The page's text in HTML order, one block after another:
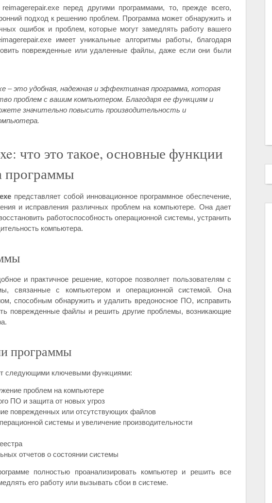
перед другими программами, то, прежде всего,
подход к решению проблем. Программа может обнаружить и
ошибок и проблем, которые могут замедлять работу вашего
имеет уникальные алгоритмы работы, благодаря
поврежденные или удаленные файлы, даже если они были
– это удобная, надежная и эффективная программа, которая
проблем с вашим компьютером. Благодаря ее функциям и
значительно повысить производительность и
что это такое, основные функции
программы
представляет собой инновационное программное обеспечение,
и исправления различных проблем на компьютере. Она дает
работоспособность операционной системы, устранить
компьютера.
и практичное решение, которое позволяет пользователям с
связанные с компьютером и операционной системой. Она
способным обнаружить и удалить вредоносное ПО, исправить
поврежденные файлы и решить другие проблемы, возникающие
программы
следующими ключевыми функциями:
проблем на компьютере
ПО и защита от новых угроз
поврежденных или отсутствующих файлов
системы и увеличение производительности
отчетов о состоянии системы
полностью проанализировать компьютер и решить все
его работу или вызывать сбои в системе.